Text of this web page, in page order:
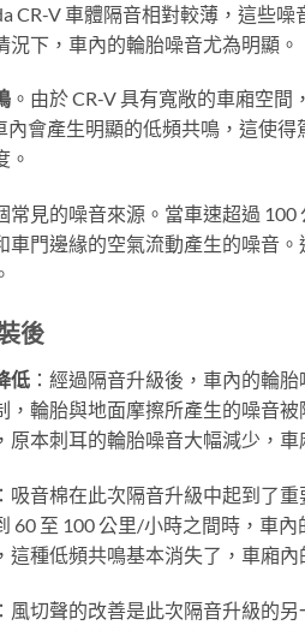
CR-V 車體隔音相對較薄，這些
況下，車內的輪胎噪音尤為明顯。
。由於 CR-V 具有寬敞的車廂空
內會產生明顯的低頻共鳴，這使
。
常見的噪音來源。當車速超過
車門邊緣的空氣流動產生的噪音
後
低 ：經過隔音升級後，車內的輪
，輪胎與地面摩擦所產生的噪音
原本刺耳的輪胎噪音大幅減少，
：吸音棉在此次隔音升級中起到了
60 至 100 公里/小時之間時，車
這種低頻共鳴基本消失了，車廂
：風切聲的改善是此次隔音升級的